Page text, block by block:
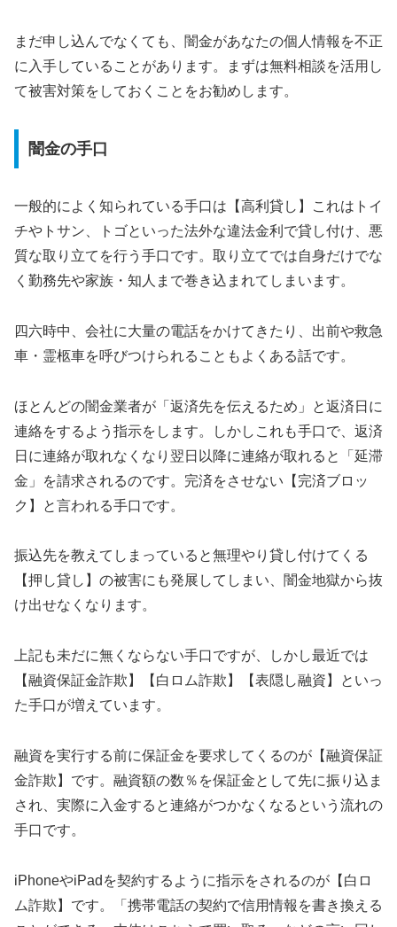
まだ申し込んでなくても、闇金があなたの個人情報を不正
に入手していることがあります。まずは無料相談を活用し
て被害対策をしておくことをお勧めします。
闇金の手口
一般的によく知られている手口は【高利貸し】これはトイ
チやトサン、トゴといった法外な違法金利で貸し付け、悪
質な取り立てを行う手口です。取り立てでは自身だけでな
く勤務先や家族・知人まで巻き込まれてしまいます。
四六時中、会社に大量の電話をかけてきたり、出前や救急
車・霊柩車を呼びつけられることもよくある話です。
ほとんどの闇金業者が「返済先を伝えるため」と返済日に
連絡をするよう指示をします。しかしこれも手口で、返済
日に連絡が取れなくなり翌日以降に連絡が取れると「延滞
金」を請求されるのです。完済をさせない【完済ブロッ
ク】と言われる手口です。
振込先を教えてしまっていると無理やり貸し付けてくる
【押し貸し】の被害にも発展してしまい、闇金地獄から抜
け出せなくなります。
上記も未だに無くならない手口ですが、しかし最近では
【融資保証金詐欺】【白ロム詐欺】【表隠し融資】といっ
た手口が増えています。
融資を実行する前に保証金を要求してくるのが【融資保証
金詐欺】です。融資額の数％を保証金として先に振り込ま
され、実際に入金すると連絡がつかなくなるという流れの
手口です。
iPhoneやiPadを契約するように指示をされるのが【白ロ
ム詐欺】です。「携帯電話の契約で信用情報を書き換える